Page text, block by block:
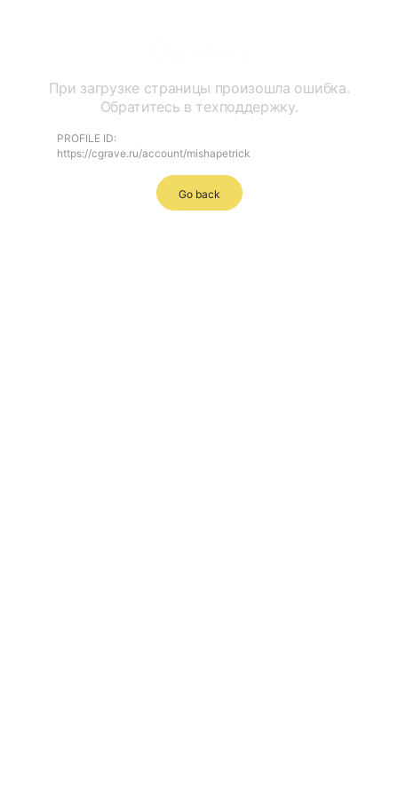
При загрузке страницы произошла ошибка.
Обратитесь в техподдержку.
PROFILE ID:
https://cgrave.ru/account/mishapetrick
Go back